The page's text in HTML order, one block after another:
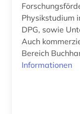
Physikstudium
DPG, sowie
Auch
Bereich
Informationen